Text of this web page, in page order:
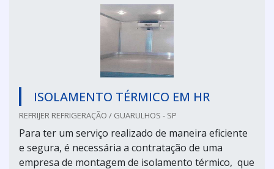
ISOLAMENTO TÉRMICO EM HR
REFRIJER REFRIGERAÇÃO / GUARULHOS - SP
Para ter um serviço realizado de maneira eficiente
e segura, é necessária a contratação de uma
empresa de montagem de isolamento térmico, que